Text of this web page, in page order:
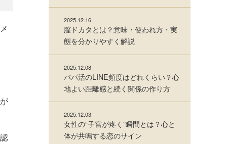
2025.12.16
膣ドカタとは？意味・使われ方・実
態を分かりやすく解説
2025.12.08
パパ活のLINE頻度はどれくらい？心
地よい距離感と続く関係の作り方
2025.12.03
女性の“子宮が疼く”瞬間とは？心と
体が共鳴する恋のサイン